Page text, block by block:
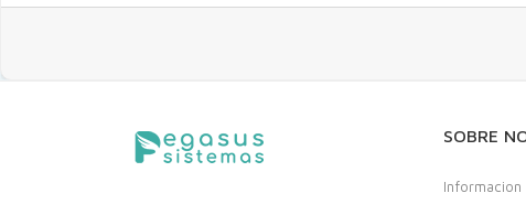
SOBRE
Informacion